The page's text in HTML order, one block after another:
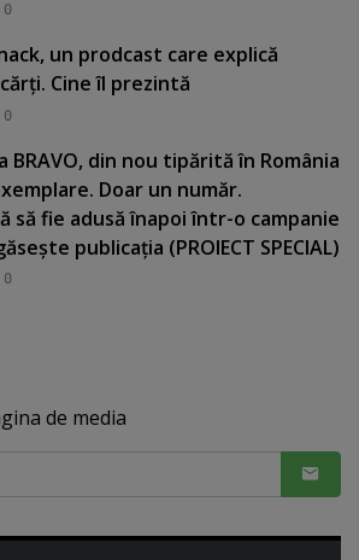
0
un prodcast care explică
Cine îl prezintă
0
BRAVO, din nou tipărită în România
Doar un număr.
să fie adusă înapoi într-o campanie
publicaţia (PROIECT SPECIAL)
0
de media